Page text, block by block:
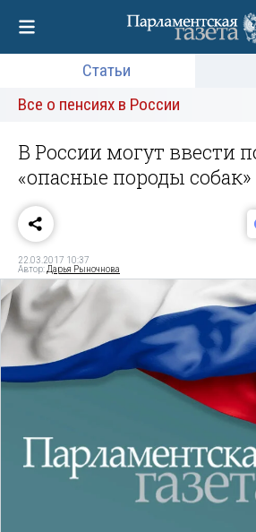
Статьи
Все о пенсиях в России
В России могут ввести
«опасные породы собак»
22.03.2017 10:37
Автор: Дарья Рыночнова